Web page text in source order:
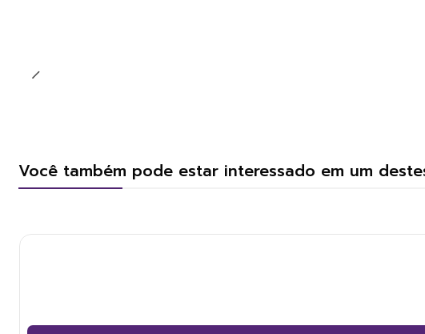
Você também pode estar interessado em um